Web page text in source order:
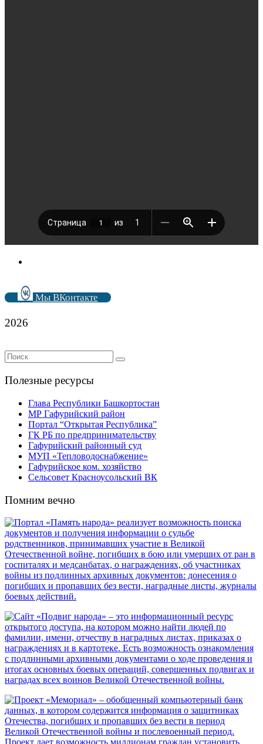
Мы ВКонтакте
2026
Полезные ресурсы
Глава Республики Башкортостан
МР Гафурийский район
Портал “Открытая Республика”
ГК РБ по предпринимательству
Гафурийский районный суд
МУП «Тепловодоснабжение»
Гафурийское ком. хозяйство
Сельсовет Красноусольский ВК
Помним вечно